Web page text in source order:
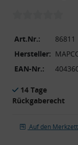
Art.Nr.:
86811
Hersteller:
EAN-Nr.:
14 Tage
Rückgaberecht
Auf den